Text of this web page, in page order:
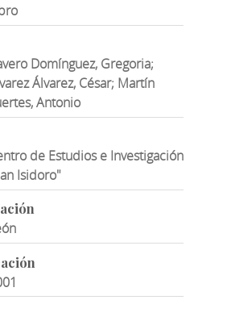
Domínguez, Gregoria;
Álvarez, César; Martín
Antonio
de Estudios e Investigación
Isidoro"